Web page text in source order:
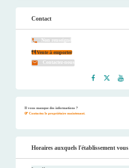
Contact
Non renseigné
Vente à emporter
Contactez-nous
Il vous manque des informations ?
Contactez le propriétaire maintenant.
Horaires auxquels l'établissement